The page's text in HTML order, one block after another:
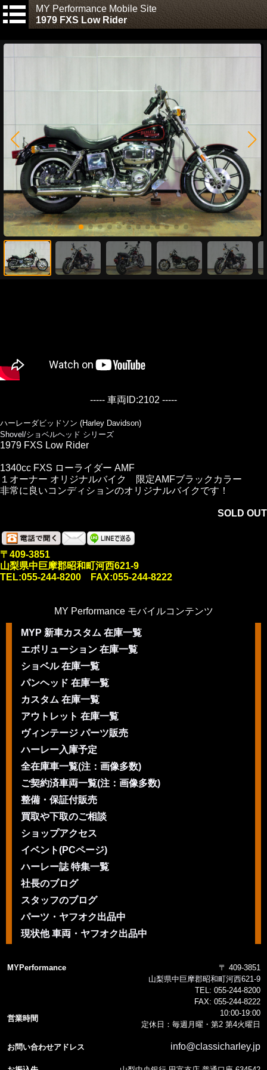
MY Performance Mobile Site
1979 FXS Low Rider
----- 車両ID:2102 -----
ハーレーダビッドソン (Harley Davidson)
Shovel/ショベルヘッド シリーズ
1979 FXS Low Rider
1340cc FXS ローライダー AMF
１オーナー オリジナルバイク 限定AMFブラックカラー
非常に良いコンディションのオリジナルバイクです！
SOLD OUT
〒409-3851
山梨県中巨摩郡昭和町河西621-9
TEL:055-244-8200 FAX:055-244-8222
MY Performance モバイルコンテンツ
MYP 新車カスタム 在庫一覧
エボリューション 在庫一覧
ショベル 在庫一覧
パンヘッド 在庫一覧
カスタム 在庫一覧
アウトレット 在庫一覧
ヴィンテージ パーツ販売
ハーレー入庫予定
全在庫車一覧(注：画像多数)
ご契約済車両一覧(注：画像多数)
整備・保証付販売
買取や下取のご相談
ショップアクセス
イベント(PCページ)
ハーレー誌 特集一覧
社長のブログ
スタッフのブログ
パーツ・ヤフオク出品中
現状他 車両・ヤフオク出品中
MYPerformance
〒 409-3851
山梨県中巨摩郡昭和町河西621-9
TEL: 055-244-8200
FAX: 055-244-8222
営業時間
10:00-19:00
定休日：毎週月曜・第2 第4火曜日
お問い合わせアドレス info@classicharley.jp